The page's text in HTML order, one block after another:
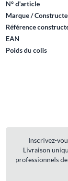
N° d'article
Marque /
Référence
EAN
Poids du colis
Inscrivez-
Livraison
professionnels